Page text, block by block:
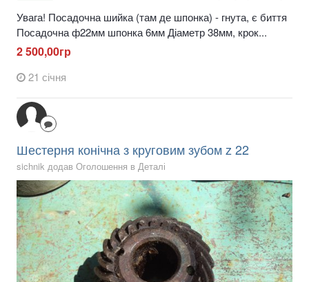
Увага! Посадочна шийка (там де шпонка) - гнута, є биття
Посадочна ф22мм шпонка 6мм Діаметр 38мм, крок...
2 500,00гр
21 січня
Шестерня конічна з круговим зубом z 22
sichnik додав Оголошення в Деталі